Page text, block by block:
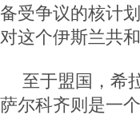
备受争议的核计
对这个伊斯兰共
至于盟国，希
萨尔科齐则是一个